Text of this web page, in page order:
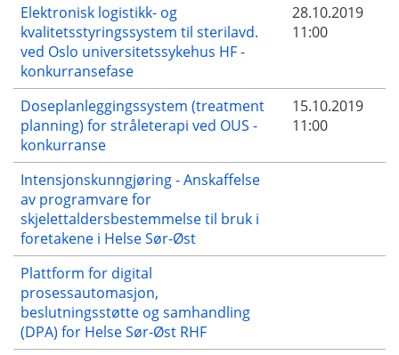
Elektronisk logistikk- og
kvalitetsstyringssystem til sterilavd.
ved Oslo universitetssykehus HF -
konkurransefase
28.10.2019
11:00
Doseplanleggingssystem (treatment
planning) for stråleterapi ved OUS -
konkurranse
15.10.2019
11:00
Intensjonskunngjøring - Anskaffelse
av programvare for
skjelettaldersbestemmelse til bruk i
foretakene i Helse Sør-Øst
Plattform for digital
prosessautomasjon,
beslutningsstøtte og samhandling
(DPA) for Helse Sør-Øst RHF